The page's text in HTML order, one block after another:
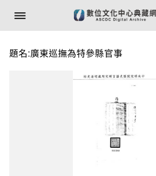
題名:廣東巡撫為特參縣官事